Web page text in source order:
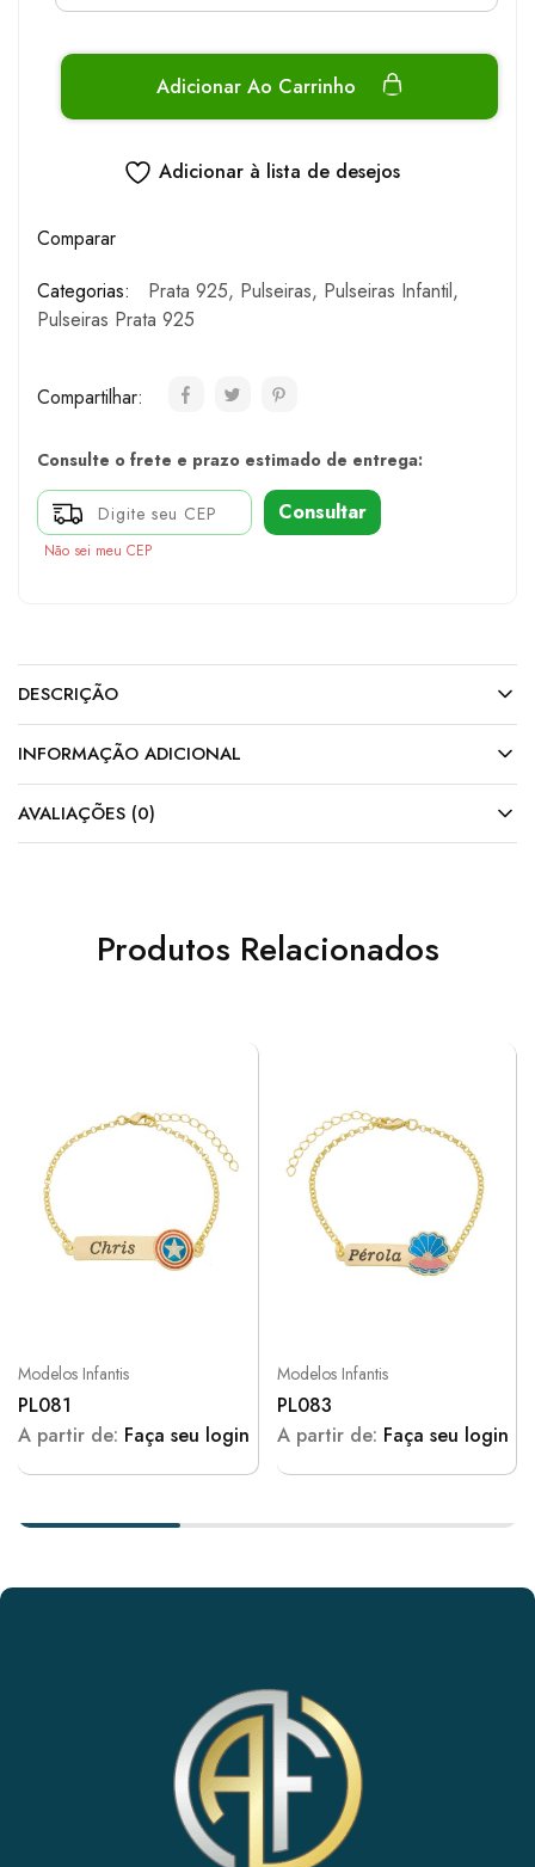
Adicionar Ao Carrinho
Adicionar à lista de desejos
Comparar
Categorias:
Prata 925, Pulseiras, Pulseiras Infantil,
Pulseiras Prata 925
Compartilhar:
Consulte o frete e prazo estimado de entrega:
Consultar
Não sei meu CEP
DESCRIÇÃO
INFORMAÇÃO ADICIONAL
AVALIAÇÕES (0)
Produtos Relacionados
Modelos Infantis
PL081
A partir de: Faça seu login
Modelos Infantis
PL083
A partir de: Faça seu login